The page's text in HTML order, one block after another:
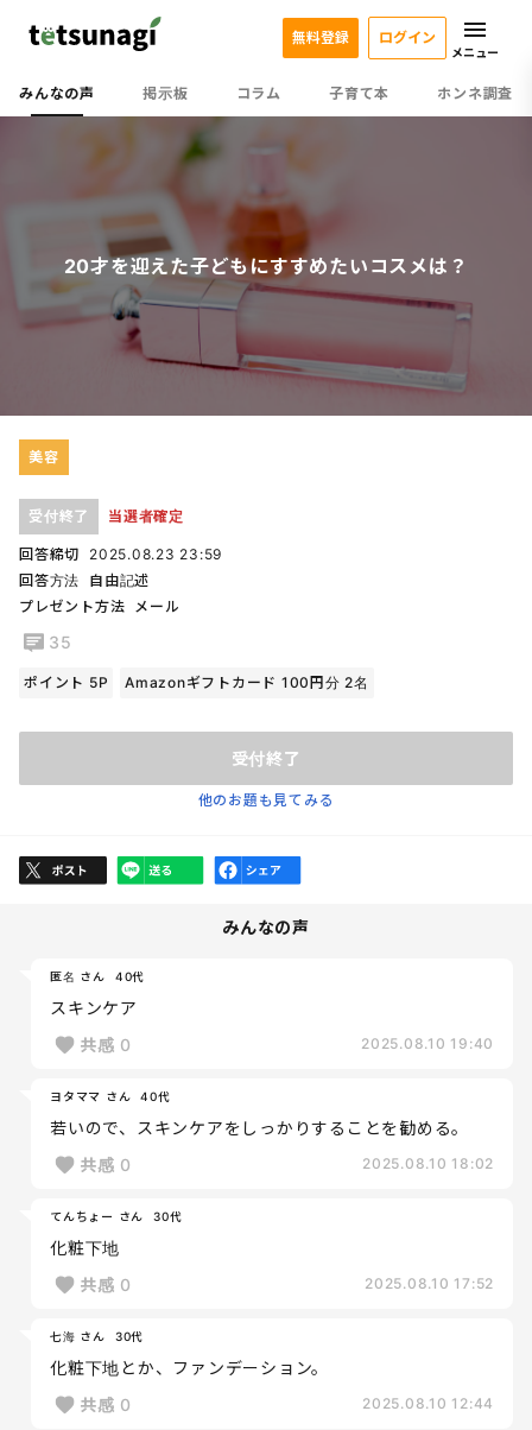
みんなの声 掲示板 コラム 子育て本 ホンネ調査
無料登録 ログイン
メニュー
20才を迎えた子どもにすすめたいコスメは？
美容
受付終了 当選者確定
回答締切
2025.08.23 23:59
回答方法
自由記述
プレゼント方法
メール
35
ポイント 5P Amazonギフトカード 100円分 2名
受付終了
他のお題も見てみる
みんなの声
匿名 さん 40代
スキンケア
共感 0 2025.08.10 19:40
ヨタママ さん 40代
若いので、スキンケアをしっかりすることを勧める。
共感 0 2025.08.10 18:02
てんちょー さん 30代
化粧下地
共感 0 2025.08.10 17:52
七海 さん 30代
化粧下地とか、ファンデーション。
共感 0 2025.08.10 12:44